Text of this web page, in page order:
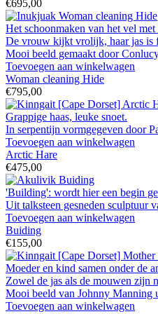
€695,00
Het schoonmaken van het vel
De vrouw kijkt vrolijk, haar jas is
Mooi beeld gemaakt door
Toevoegen aan winkelwagen
Woman cleaning Hide
€795,00
Grappige haas, leuke snoet.
In serpentijn vormgegeven door
Toevoegen aan winkelwagen
Arctic Hare
€475,00
'Building': wordt hier een begin
Uit talksteen gesneden
Toevoegen aan winkelwagen
Buiding
€155,00
Moeder en kind samen onder de
Zowel de jas als de mouwen zijn
Mooi beeld van Johnny Manning
Toevoegen aan winkelwagen